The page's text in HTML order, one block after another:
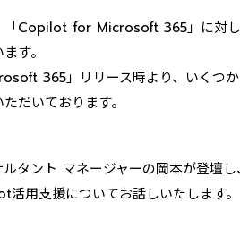
「Copilot for Microsoft 365」に対
す。
365」リリース時より、いくつ
だいております。
ルタント マネージャーの岡本が登
用支援についてお話しいたします。